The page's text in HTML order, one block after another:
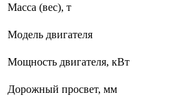
Масса (вес), т
Модель двигателя
Мощность двигателя, кВт
Дорожный просвет, мм